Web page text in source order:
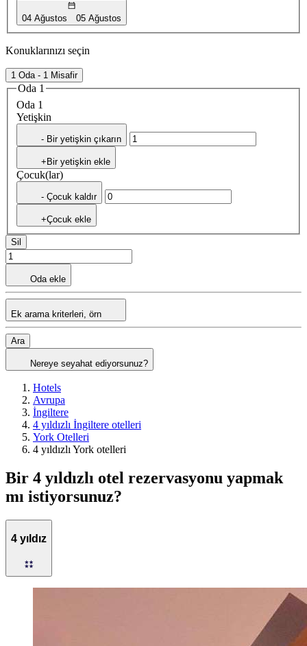
04 Ağustos 05 Ağustos
Konuklarınızı seçin
1 Oda - 1 Misafir
Oda 1
Oda 1
Yetişkin
- Bir yetişkin çıkarın
+Bir yetişkin ekle
Çocuk(lar)
- Çocuk kaldır
+Çocuk ekle
Sil
Oda ekle
Ek arama kriterleri, örn
Ara
Nereye seyahat ediyorsunuz?
Hotels
Avrupa
İngiltere
4 yıldızlı İngiltere otelleri
York Otelleri
4 yıldızlı York otelleri
Bir 4 yıldızlı otel rezervasyonu yapmak
mı istiyorsunuz?
4 yıldız